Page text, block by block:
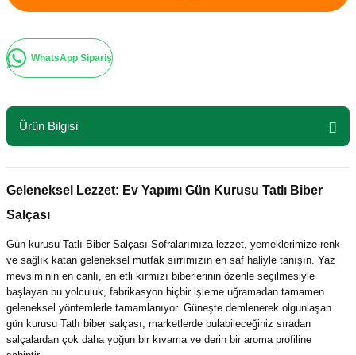
WhatsApp Sipariş
Ürün Bilgisi
Geleneksel Lezzet: Ev Yapımı Gün Kurusu Tatlı Biber
Salçası
Gün kurusu Tatlı Biber Salçası Sofralarımıza lezzet, yemeklerimize renk
ve sağlık katan geleneksel mutfak sırrımızın en saf haliyle tanışın. Yaz
mevsiminin en canlı, en etli kırmızı biberlerinin özenle seçilmesiyle
başlayan bu yolculuk, fabrikasyon hiçbir işleme uğramadan tamamen
geleneksel yöntemlerle tamamlanıyor. Güneşte demlenerek olgunlaşan
gün kurusu Tatlı biber salçası, marketlerde bulabileceğiniz sıradan
salçalardan çok daha yoğun bir kıvama ve derin bir aroma profiline